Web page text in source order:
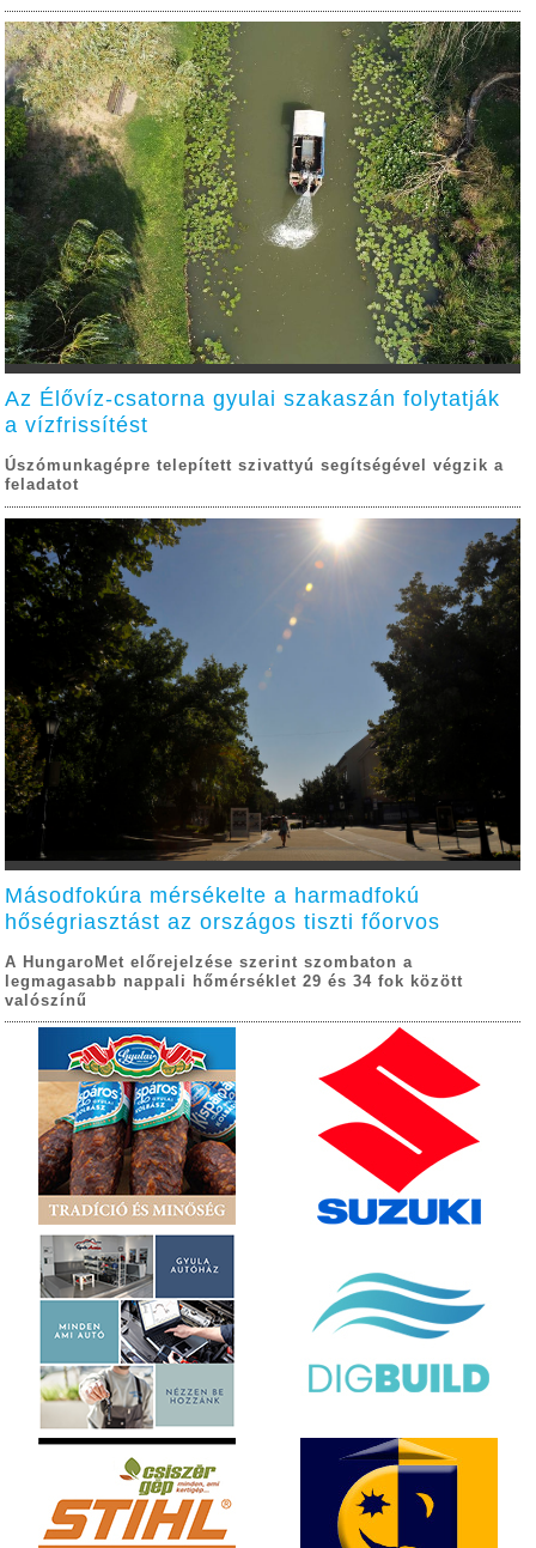
Az Élővíz-csatorna gyulai szakaszán folytatják
a vízfrissítést
Úszómunkagépre telepített szivattyú segítségével végzik a
feladatot
Másodfokúra mérsékelte a harmadfokú
hőségriasztást az országos tiszti főorvos
A HungaroMet előrejelzése szerint szombaton a
legmagasabb nappali hőmérséklet 29 és 34 fok között
valószínű